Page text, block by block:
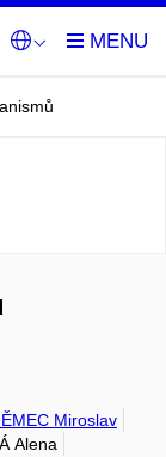
Miroslav
Alena